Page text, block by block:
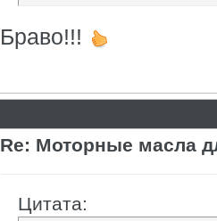
Браво!!!
Re: Моторные масла
Цитата: